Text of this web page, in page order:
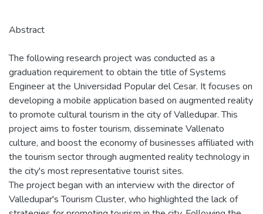
Abstract
The following research project was conducted as a
graduation requirement to obtain the title of Systems
Engineer at the Universidad Popular del Cesar. It focuses on
developing a mobile application based on augmented reality
to promote cultural tourism in the city of Valledupar. This
project aims to foster tourism, disseminate Vallenato
culture, and boost the economy of businesses affiliated with
the tourism sector through augmented reality technology in
the city's most representative tourist sites.
The project began with an interview with the director of
Valledupar's Tourism Cluster, who highlighted the lack of